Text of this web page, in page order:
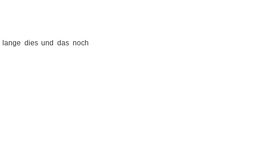
dies und das noch